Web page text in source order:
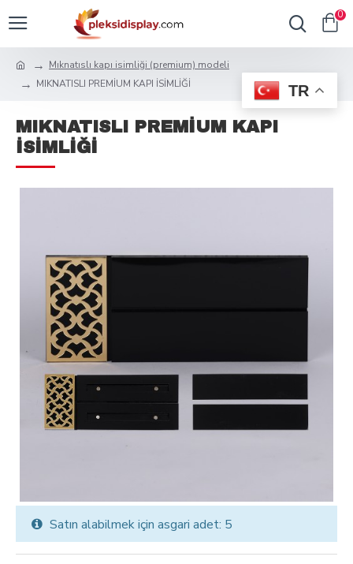
TR
0
Mıknatıslı kapı isimliği (premium) modeli
MIKNATISLI PREMİUM KAPI İSİMLİĞİ
MIKNATISLI PREMİUM KAPI
İSİMLİĞİ
Satın alabilmek için asgari adet: 5